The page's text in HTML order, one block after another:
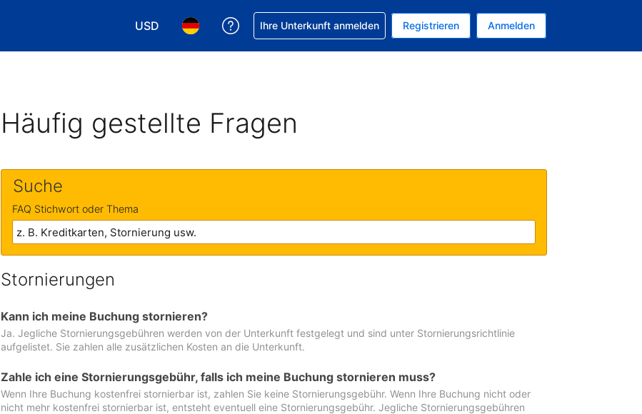
USD
Wählen Sie Ihre Währung. Ihre aktuelle Währung ist US-Dollar
Wählen Sie Ihre Sprache. Ihre aktuelle Sprache ist Deutsch
Hilfe bei Ihrer Buchung erhalten
Ihre Unterkunft anmelden Registrieren Anmelden
Häufig gestellte Fragen
Suche
FAQ Stichwort oder Thema
Stornierungen
Kann ich meine Buchung stornieren?
Ja. Jegliche Stornierungsgebühren werden von der Unterkunft festgelegt und sind unter Stornierungsrichtlinie
aufgelistet. Sie zahlen alle zusätzlichen Kosten an die Unterkunft.
Zahle ich eine Stornierungsgebühr, falls ich meine Buchung stornieren muss?
Wenn Ihre Buchung kostenfrei stornierbar ist, zahlen Sie keine Stornierungsgebühr. Wenn Ihre Buchung nicht oder
nicht mehr kostenfrei stornierbar ist, entsteht eventuell eine Stornierungsgebühr. Jegliche Stornierungsgebühren